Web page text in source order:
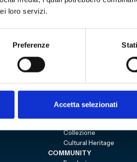
loro servizi.
Preferenze
Accetta selezionati
VISITA
ESPLORA
Mostre e percorsi
Collezione
Cultural Heritage
COMMUNITY